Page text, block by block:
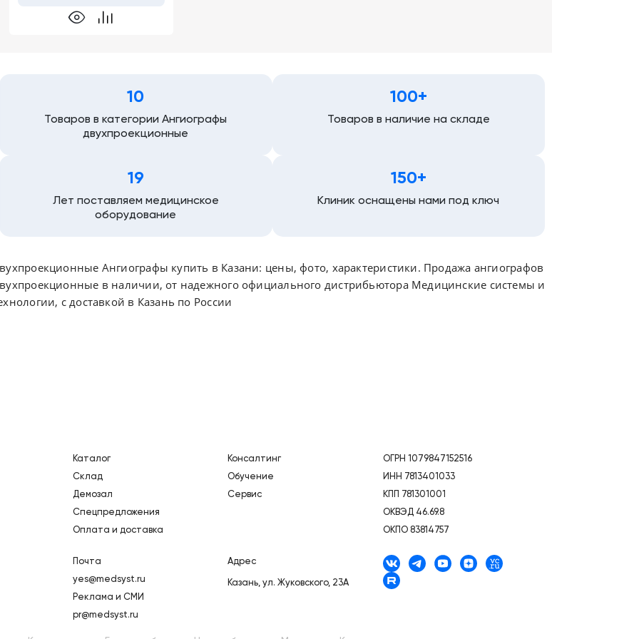
10
Товаров в категории Ангиографы
двухпроекционные
100+
Товаров в наличие на складе
19
Лет поставляем медицинское
оборудование
150+
Клиник оснащены нами под ключ
Ангиографы купить в Казани: цены, фото, характеристики. Продажа ангиографов
в наличии, от надежного официального дистрибьютора Медицинские системы и
с доставкой в Казань по России
Каталог
Склад
Демозал
Спецпредложения
Оплата и доставка
Консалтинг
Обучение
Сервис
ОГРН 1079847152516
ИНН 7813401033
КПП 781301001
ОКВЭД 46.69.8
ОКПО 83814757
Почта
yes@medsyst.ru
Реклама и СМИ
pr@medsyst.ru
Адрес
Казань, ул. Жуковского, 23А